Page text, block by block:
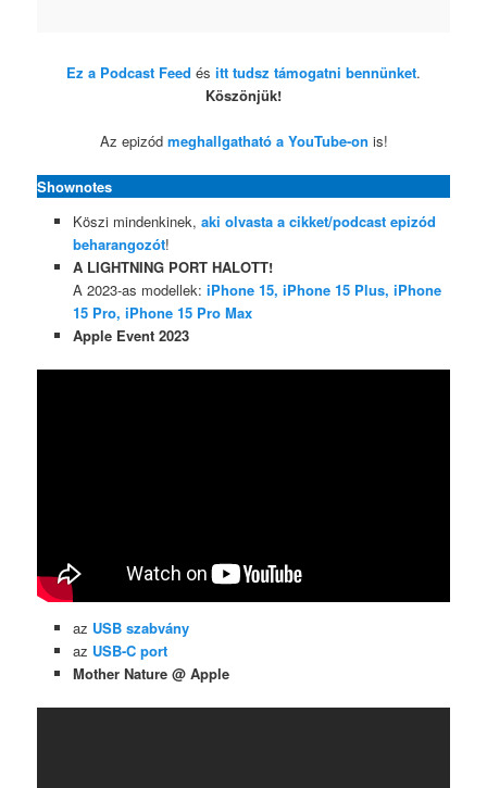
Ez a Podcast Feed és itt tudsz támogatni bennünket.
Köszönjük!
Az epizód meghallgatható a YouTube-on is!
Shownotes
Köszi mindenkinek, aki olvasta a cikket/podcast epizód
beharangozót!
A LIGHTNING PORT HALOTT!
A 2023-as modellek: iPhone 15, iPhone 15 Plus, iPhone
15 Pro, iPhone 15 Pro Max
Apple Event 2023
az USB szabvány
az USB-C port
Mother Nature @ Apple